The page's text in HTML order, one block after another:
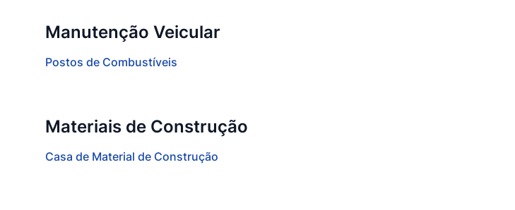
Manutenção Veicular
Postos de Combustíveis
Materiais de Construção
Casa de Material de Construção